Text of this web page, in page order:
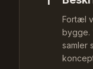
Fortæl
bygge.
samler